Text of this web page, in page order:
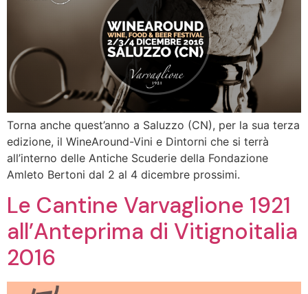
Torna anche quest’anno a Saluzzo (CN), per la sua terza
edizione, il WineAround-Vini e Dintorni che si terrà
all’interno delle Antiche Scuderie della Fondazione
Amleto Bertoni dal 2 al 4 dicembre prossimi.
Le Cantine Varvaglione 1921
all’Anteprima di Vitignoitalia
2016